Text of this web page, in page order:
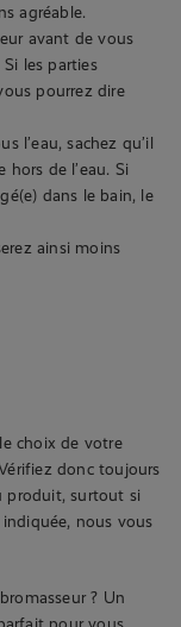
agréable.
avant de vous
les parties
pourrez dire
l’eau, sachez qu’il
de l’eau. Si
dans le bain, le
ainsi moins
choix de votre
donc toujours
produit, surtout si
nous vous
? Un
pour vous.